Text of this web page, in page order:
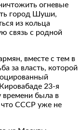
огневые
город Шуши,
из кольца
связь с родной
вместе с тем в
за власть, которой
23-я
была в
что СССР уже не